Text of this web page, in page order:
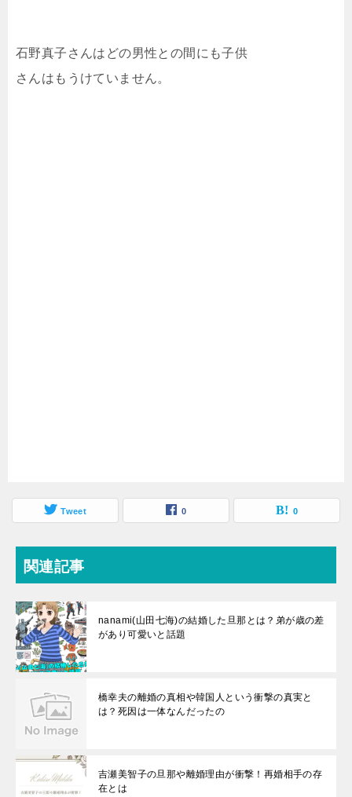
石野真子さんはどの男性との間にも子供
さんはもうけていません。
Tweet 0 0
関連記事
nanami(山田七海)の結婚した旦那とは？弟が歳の差
があり可愛いと話題
橋幸夫の離婚の真相や韓国人という衝撃の真実と
は？死因は一体なんだったの
吉瀬美智子の旦那や離婚理由が衝撃！再婚相手の存
在とは